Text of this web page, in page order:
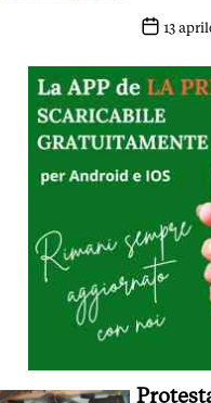
13